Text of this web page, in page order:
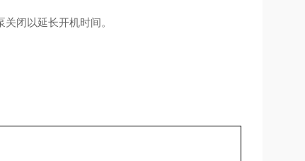
闭以延长开机时间。